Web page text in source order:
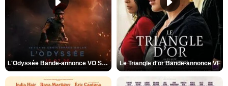
L'Odyssée Bande-annonce VO STFR Le Triangle d'or Bande-annonce VF